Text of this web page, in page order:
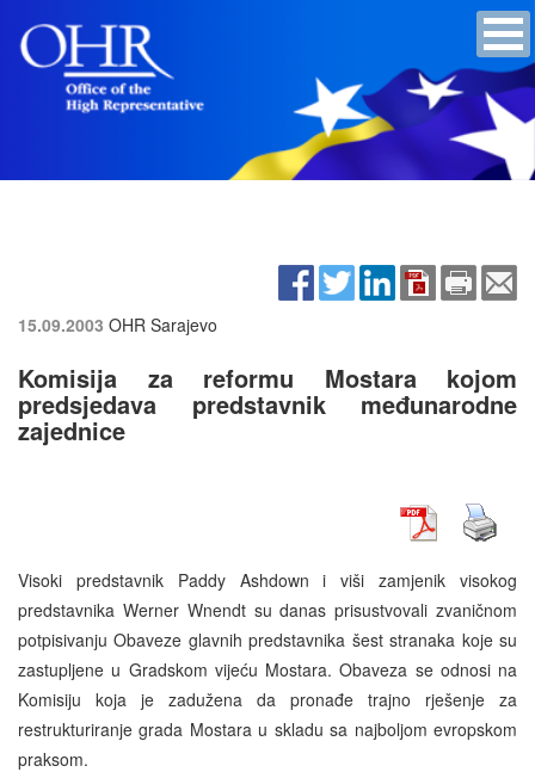
15.09.2003 OHR Sarajevo
Komisija za reformu Mostara kojom
predsjedava predstavnik međunarodne
zajednice
Visoki predstavnik Paddy Ashdown i viši zamjenik visokog
predstavnika Werner Wnendt su danas prisustvovali zvaničnom
potpisivanju Obaveze glavnih predstavnika šest stranaka koje su
zastupljene u Gradskom vijeću Mostara. Obaveza se odnosi na
Komisiju koja je zadužena da pronađe trajno rješenje za
restrukturiranje grada Mostara u skladu sa najboljom evropskom
praksom.